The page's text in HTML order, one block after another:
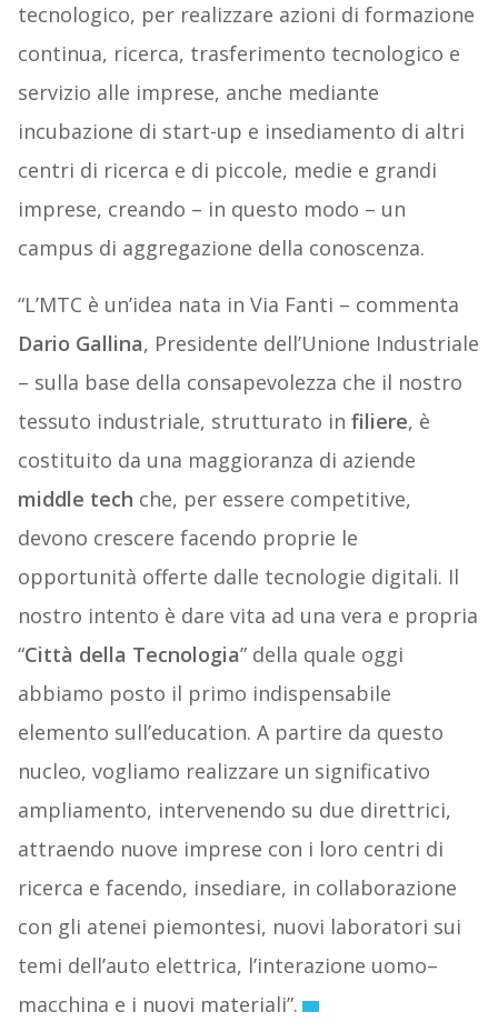
tecnologico, per realizzare azioni di formazione
continua, ricerca, trasferimento tecnologico e
servizio alle imprese, anche mediante
incubazione di start-up e insediamento di altri
centri di ricerca e di piccole, medie e grandi
imprese, creando – in questo modo – un
campus di aggregazione della conoscenza.
“L’MTC è un’idea nata in Via Fanti – commenta
Dario Gallina, Presidente dell’Unione Industriale
– sulla base della consapevolezza che il nostro
tessuto industriale, strutturato in filiere, è
costituito da una maggioranza di aziende
middle tech che, per essere competitive,
devono crescere facendo proprie le
opportunità offerte dalle tecnologie digitali. Il
nostro intento è dare vita ad una vera e propria
“Città della Tecnologia” della quale oggi
abbiamo posto il primo indispensabile
elemento sull’education. A partire da questo
nucleo, vogliamo realizzare un significativo
ampliamento, intervenendo su due direttrici,
attraendo nuove imprese con i loro centri di
ricerca e facendo, insediare, in collaborazione
con gli atenei piemontesi, nuovi laboratori sui
temi dell’auto elettrica, l’interazione uomo–
macchina e i nuovi materiali”.